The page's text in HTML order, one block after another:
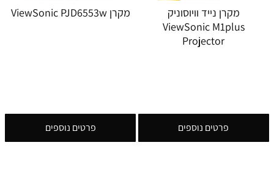
מקרן נייד וויוסוניק
ViewSonic M1plus
Projector
פרטים נוספים
מקרן ViewSonic PJD6553w
פרטים נוספים